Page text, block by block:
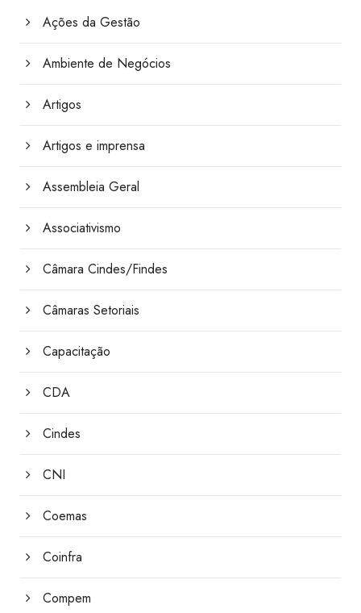
Ações da Gestão
Ambiente de Negócios
Artigos
Artigos e imprensa
Assembleia Geral
Associativismo
Câmara Cindes/Findes
Câmaras Setoriais
Capacitação
CDA
Cindes
CNI
Coemas
Coinfra
Compem